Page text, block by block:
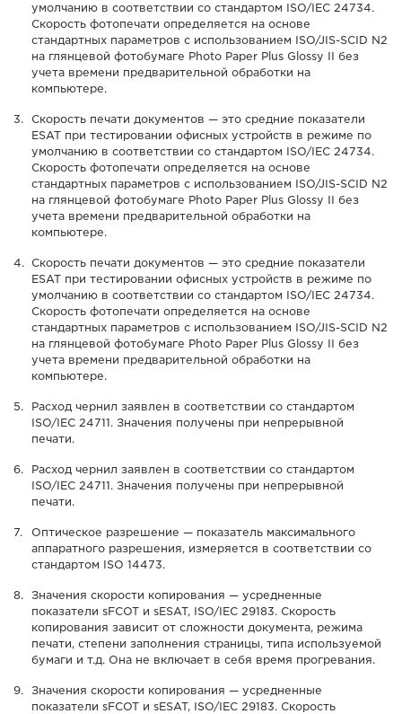
умолчанию в соответствии со стандартом ISO/IEC 24734.
Скорость фотопечати определяется на основе
стандартных параметров с использованием ISO/JIS-SCID N2
на глянцевой фотобумаге Photo Paper Plus Glossy II без
учета времени предварительной обработки на
компьютере.
Скорость печати документов — это средние показатели
ESAT при тестировании офисных устройств в режиме по
умолчанию в соответствии со стандартом ISO/IEC 24734.
Скорость фотопечати определяется на основе
стандартных параметров с использованием ISO/JIS-SCID N2
на глянцевой фотобумаге Photo Paper Plus Glossy II без
учета времени предварительной обработки на
компьютере.
Скорость печати документов — это средние показатели
ESAT при тестировании офисных устройств в режиме по
умолчанию в соответствии со стандартом ISO/IEC 24734.
Скорость фотопечати определяется на основе
стандартных параметров с использованием ISO/JIS-SCID N2
на глянцевой фотобумаге Photo Paper Plus Glossy II без
учета времени предварительной обработки на
компьютере.
Расход чернил заявлен в соответствии со стандартом
ISO/IEC 24711. Значения получены при непрерывной
печати.
Расход чернил заявлен в соответствии со стандартом
ISO/IEC 24711. Значения получены при непрерывной
печати.
Оптическое разрешение — показатель максимального
аппаратного разрешения, измеряется в соответствии со
стандартом ISO 14473.
Значения скорости копирования — усредненные
показатели sFCOT и sESAT, ISO/IEC 29183. Скорость
копирования зависит от сложности документа, режима
печати, степени заполнения страницы, типа используемой
бумаги и т.д. Она не включает в себя время прогревания.
Значения скорости копирования — усредненные
показатели sFCOT и sESAT, ISO/IEC 29183. Скорость